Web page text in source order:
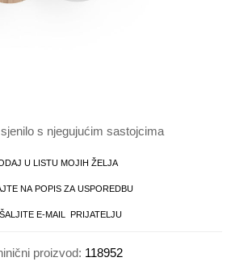
s njegujućim sastojcima
proizvod: 118952